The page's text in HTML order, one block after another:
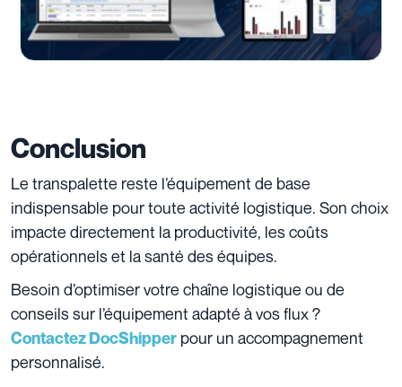
Conclusion
Le transpalette reste l’équipement de base
indispensable pour toute activité logistique. Son choix
impacte directement la productivité, les coûts
opérationnels et la santé des équipes.
Besoin d’optimiser votre chaîne logistique ou de
conseils sur l’équipement adapté à vos flux ?
Contactez DocShipper pour un accompagnement
personnalisé.